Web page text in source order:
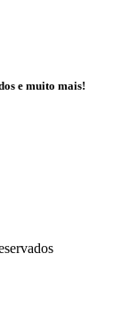
e muito mais!